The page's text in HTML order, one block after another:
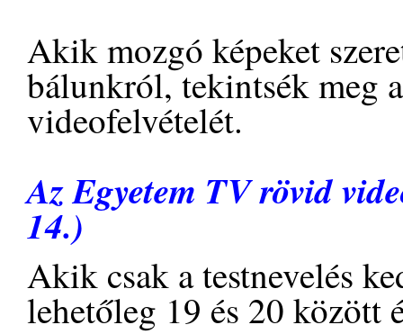
Akik mozgó képeket
bálunkról, tekintsék meg
videofelvételét.
Az Egyetem TV rövid
14.)
Akik csak a testnevelés
lehetőleg 19 és 20 között